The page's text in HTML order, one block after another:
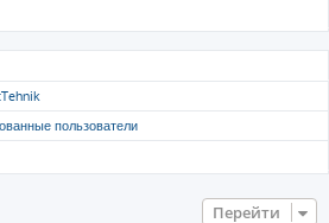
пользователи
Перейти